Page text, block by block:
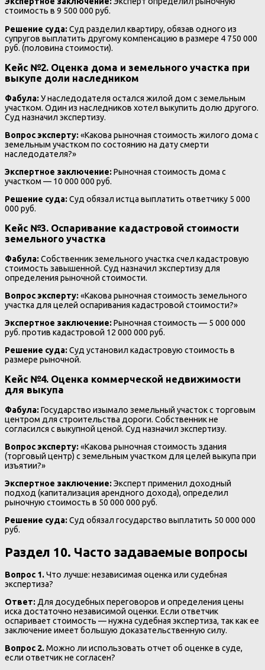
стоимость в 9 500 000 руб.
Решение суда:Суд разделил квартиру, обязав одного из
супругов выплатить другому компенсацию в размере 4 750 000
руб. (половина стоимости).
Кейс №2. Оценка дома и земельного участка при
выкупе доли наследником
Фабула:У наследодателя остался жилой дом с земельным
участком. Один из наследников хотел выкупить долю другого.
Суд назначил экспертизу.
Вопрос эксперту:«Какова рыночная стоимость жилого дома с
земельным участком по состоянию на дату смерти
наследодателя?»
Экспертное заключение:Рыночная стоимость дома с
участком — 10 000 000 руб.
Решение суда:Суд обязал истца выплатить ответчику 5 000
000 руб.
Кейс №3. Оспаривание кадастровой стоимости
земельного участка
Фабула:Собственник земельного участка счел кадастровую
стоимость завышенной. Суд назначил экспертизу для
определения рыночной стоимости.
Вопрос эксперту:«Какова рыночная стоимость земельного
участка для целей оспаривания кадастровой стоимости?»
Экспертное заключение:Рыночная стоимость — 5 000 000
руб. против кадастровой 12 000 000 руб.
Решение суда:Суд установил кадастровую стоимость в
размере рыночной.
Кейс №4. Оценка коммерческой недвижимости
для выкупа
Фабула:Государство изымало земельный участок с торговым
центром для строительства дороги. Собственник не
согласился с выкупной ценой. Суд назначил экспертизу.
Вопрос эксперту:«Какова рыночная стоимость здания
(торговый центр) с земельным участком для целей выкупа при
изъятии?»
Экспертное заключение:Эксперт применил доходный
подход (капитализация арендного дохода), определил
рыночную стоимость в 50 000 000 руб.
Решение суда:Суд обязал государство выплатить 50 000 000
руб.
Раздел 10. Часто задаваемые вопросы
Вопрос 1.Что лучше: независимая оценка или судебная
экспертиза?
Ответ: Для досудебных переговоров и определения цены
иска достаточно независимой оценки. Если ответчик
оспаривает стоимость — нужна судебная экспертиза, так как ее
заключение имеет большую доказательственную силу.
Вопрос 2.Можно ли использовать отчет об оценке в суде,
если ответчик не согласен?